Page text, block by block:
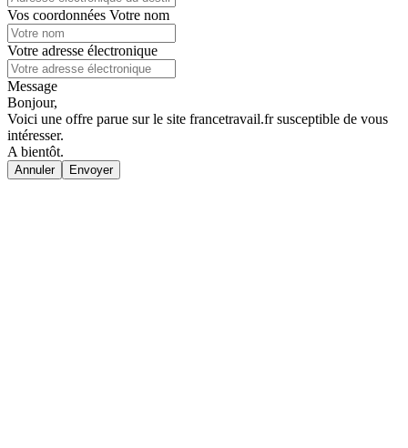
Vos coordonnées Votre nom
Votre adresse électronique
Message
Bonjour,
Voici une offre parue sur le site francetravail.fr susceptible de vous
intéresser.
A bientôt.
Annuler